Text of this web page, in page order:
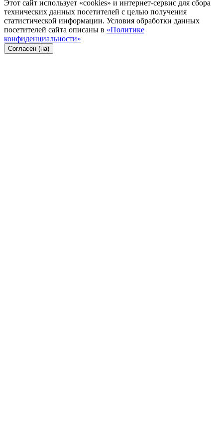
Этот сайт использует «cookies» и интернет-сервис для сбора
технических данных посетителей с целью получения
статистической информации. Условия обработки данных
посетителей сайта описаны в «Политике
конфиденциальности»
Согласен (на)